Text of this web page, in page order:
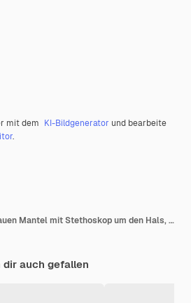
mit dem KI-Bildgenerator und bearbeite
.
Bärtiger Arzt im blauen Mantel mit Stethoskop um den Hals, der eine Brille trägt, die Pillen aus der Tasche nimmt und verwirrt und überrascht über blauem Hintergrund steht
dir auch gefallen